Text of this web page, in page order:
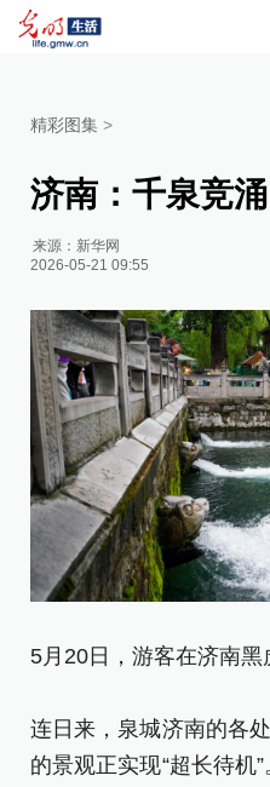
精彩图集 >
济南：千泉竞
来源： 新华网
2026-05-21 09:55
5月20日，游客在济南黑
连日来，泉城济南的各
的景观正实现“超长待机